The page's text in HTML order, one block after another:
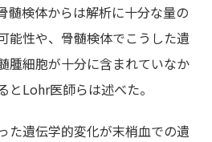
髄検体からは解析に十分な量の
能性や、骨髄検体でこうした遺
腫細胞が十分に含まれていなか
とLohr医師らは述べた。
た遺伝学的変化が末梢血での遺